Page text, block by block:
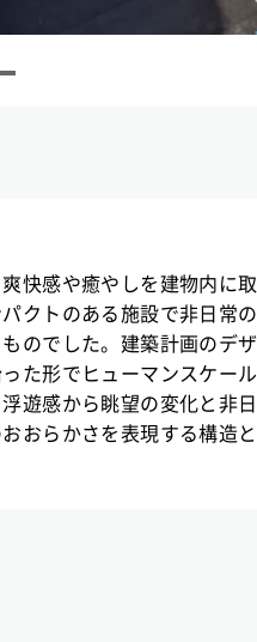
快感や癒やしを建物内に取
クトのある施設で非日常の
のでした。建築計画のデザ
た形でヒューマンスケール
遊感から眺望の変化と非日
おらかさを表現する構造と